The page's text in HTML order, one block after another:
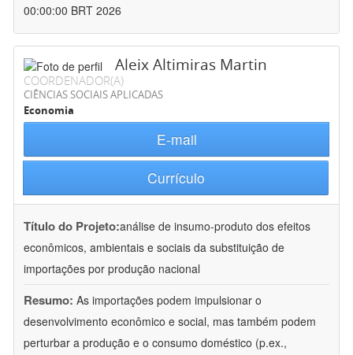
00:00:00 BRT 2026
Aleix Altimiras Martin
COORDENADOR(A)
CIÊNCIAS SOCIAIS APLICADAS
Economia
E-mail
Currículo
Título do Projeto:análise de insumo-produto dos efeitos
econômicos, ambientais e sociais da substituição de
importações por produção nacional
Resumo: As importações podem impulsionar o
desenvolvimento econômico e social, mas também podem
perturbar a produção e o consumo doméstico (p.ex.,